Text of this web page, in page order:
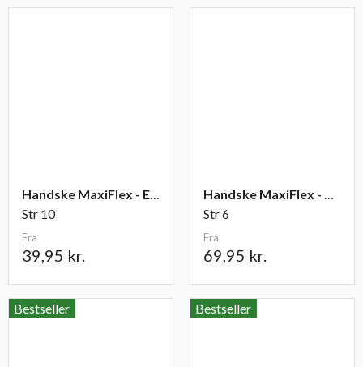
Handske MaxiFlex - Elite
Str 10
Fra
39,95 kr.
Handske MaxiFlex - Cut
Str 6
Fra
69,95 kr.
Bestseller Bestseller